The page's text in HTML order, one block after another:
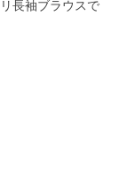
長袖ブラウスで